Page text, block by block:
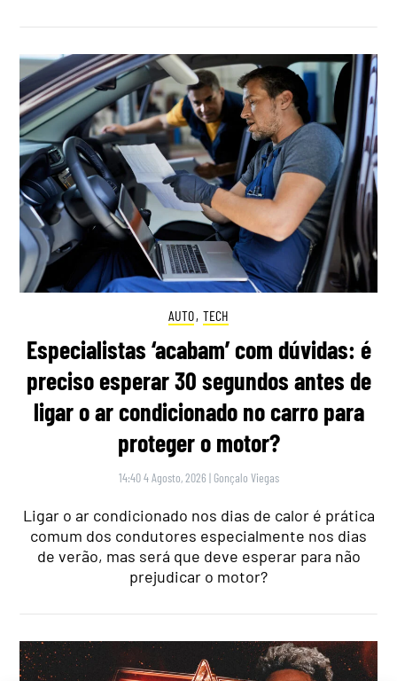
AUTO, TECH
Especialistas ‘acabam’ com dúvidas: é
preciso esperar 30 segundos antes de
ligar o ar condicionado no carro para
proteger o motor?
14:40 4 Agosto, 2026 | Gonçalo Viegas
Ligar o ar condicionado nos dias de calor é prática
comum dos condutores especialmente nos dias
de verão, mas será que deve esperar para não
prejudicar o motor?